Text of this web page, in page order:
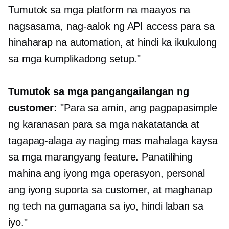
Tumutok sa mga platform na maayos na
nagsasama, nag-aalok ng API access para sa
hinaharap na automation, at hindi ka ikukulong
sa mga kumplikadong setup."
Tumutok sa mga pangangailangan ng
customer: "Para sa amin, ang pagpapasimple
ng karanasan para sa mga nakatatanda at
tagapag-alaga ay naging mas mahalaga kaysa
sa mga marangyang feature. Panatilihing
mahina ang iyong mga operasyon, personal
ang iyong suporta sa customer, at maghanap
ng tech na gumagana sa iyo, hindi laban sa
iyo."